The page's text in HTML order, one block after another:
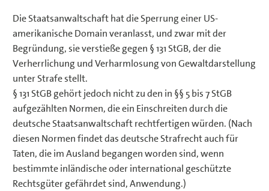
Die Staatsanwaltschaft hat die Sperrung einer US-
amerikanische Domain veranlasst, und zwar mit der
Begründung, sie verstieße gegen § 131 StGB, der die
Verherrlichung und Verharmlosung von Gewaltdarstellung
unter Strafe stellt.
§ 131 StGB gehört jedoch nicht zu den in §§ 5 bis 7 StGB
aufgezählten Normen, die ein Einschreiten durch die
deutsche Staatsanwaltschaft rechtfertigen würden. (Nach
diesen Normen findet das deutsche Strafrecht auch für
Taten, die im Ausland begangen worden sind, wenn
bestimmte inländische oder international geschützte
Rechtsgüter gefährdet sind, Anwendung.)